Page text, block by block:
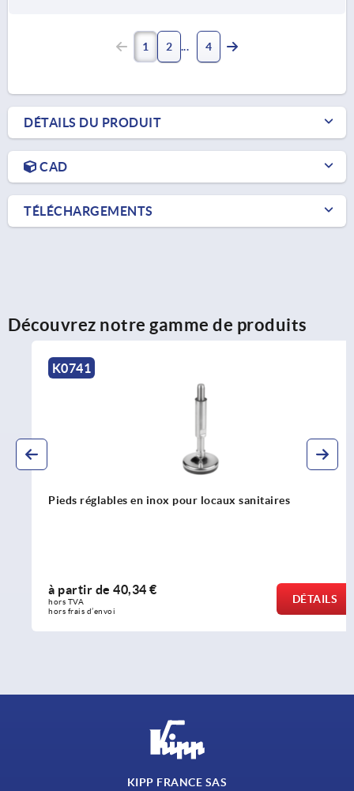
1 2 4
DÉTAILS DU PRODUIT
CAD
TÉLÉCHARGEMENTS
Découvrez notre gamme de produits
K0741
Pieds réglables en inox pour locaux sanitaires
à partir de40,34 €
hors TVA
hors frais d’envoi
DÉTAILS
KIPP FRANCE SAS